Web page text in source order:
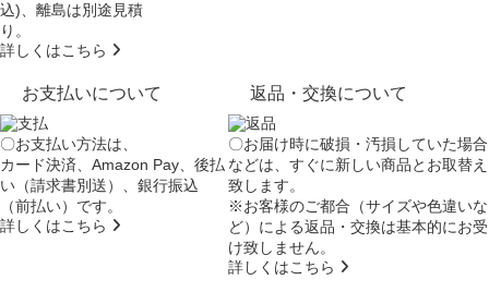
込)、離島は別途見積
り。
詳しくはこちら
お支払いについて
〇お支払い方法は、
カード決済、Amazon Pay、後払
い（請求書別送）、銀行振込
（前払い）です。
詳しくはこちら
返品・交換について
〇お届け時に破損・汚損していた場合
などは、すぐに新しい商品とお取替え
致します。
※お客様のご都合（サイズや色違いな
ど）による返品・交換は基本的にお受
け致しません。
詳しくはこちら